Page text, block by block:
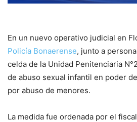
En un nuevo operativo judicial en
Policía Bonaerense, junto a
celda de la Unidad Penitenciaria
de abuso sexual infantil en poder
por abuso de menores.
La medida fue ordenada por el